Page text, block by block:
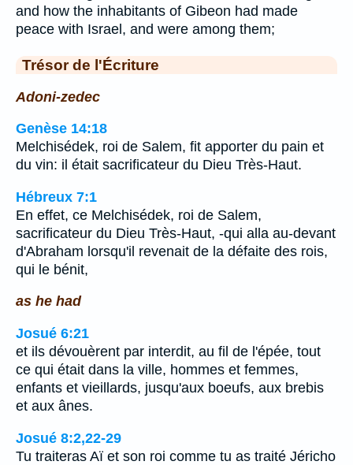
and how the inhabitants of Gibeon had made
peace with Israel, and were among them;
Trésor de l'Écriture
Adoni-zedec
Genèse 14:18
Melchisédek, roi de Salem, fit apporter du pain et
du vin: il était sacrificateur du Dieu Très-Haut.
Hébreux 7:1
En effet, ce Melchisédek, roi de Salem,
sacrificateur du Dieu Très-Haut, -qui alla au-devant
d'Abraham lorsqu'il revenait de la défaite des rois,
qui le bénit,
as he had
Josué 6:21
et ils dévouèrent par interdit, au fil de l'épée, tout
ce qui était dans la ville, hommes et femmes,
enfants et vieillards, jusqu'aux boeufs, aux brebis
et aux ânes.
Josué 8:2,22-29
Tu traiteras Aï et son roi comme tu as traité Jéricho